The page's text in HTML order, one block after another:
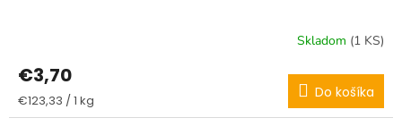
Skladom (1 KS)
€3,70
Jednotková
cena:
€123,33 / 1 kg Do košíka